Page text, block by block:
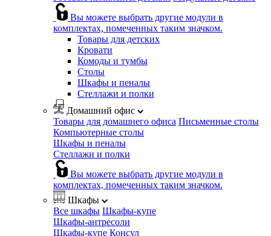
Вы можете выбрать другие модули в
комплектах, помеченных таким значком.
Товары для детских
Кровати
Комоды и тумбы
Столы
Шкафы и пеналы
Стеллажи и полки
Домашний офис
Товары для домашнего офиса Письменные столы
Компьютерные столы
Шкафы и пеналы
Стеллажи и полки
Вы можете выбрать другие модули в
комплектах, помеченных таким значком.
Шкафы
Все шкафы Шкафы-купе
Шкафы-антресоли
Шкафы-купе Консул